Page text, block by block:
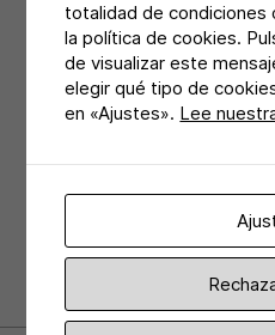
Share:totalidad de condiciones
la política de cookies.
de visualizar este
elegir qué tipo de
en «Ajustes». Lee